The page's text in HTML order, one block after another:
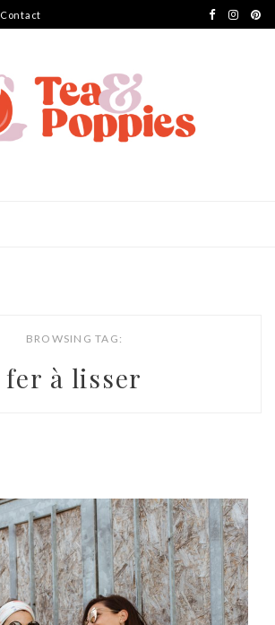
Contact
BROWSING TAG:
fer à lisser